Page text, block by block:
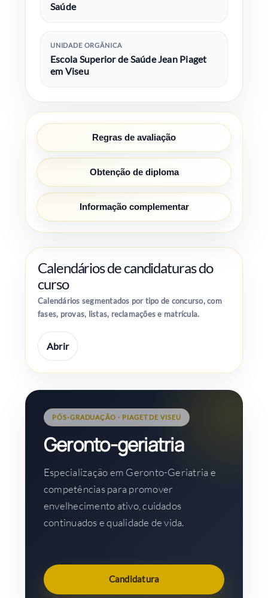
Saúde
UNIDADE ORGÂNICA
Escola Superior de Saúde Jean Piaget
em Viseu
Regras de avaliação
Obtenção de diploma
Informação complementar
Calendários de candidaturas do
curso
Calendários segmentados por tipo de concurso, com
fases, provas, listas, reclamações e matrícula.
Abrir
PÓS-GRADUAÇÃO · PIAGET DE VISEU
Geronto-geriatria
Especialização em Geronto-Geriatria e
competências para promover
envelhecimento ativo, cuidados
continuados e qualidade de vida.
Candidatura